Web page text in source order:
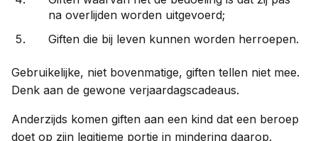
na overlijden worden uitgevoerd;
Giften die bij leven kunnen worden herroepen.
Gebruikelijke, niet bovenmatige, giften tellen niet mee.
Denk aan de gewone verjaardagscadeaus.
Anderzijds komen giften aan een kind dat een beroep
doet op zijn legitieme portie in mindering daarop.